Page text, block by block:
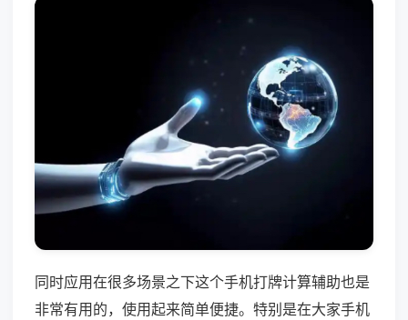
同时应用在很多场景之下这个手机打牌计算辅助也是
非常有用的，使用起来简单便捷。特别是在大家手机